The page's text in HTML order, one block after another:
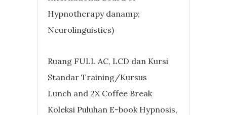
Hypnotherapy danamp;
Neurolinguistics)
Ruang FULL AC, LCD dan Kursi
Standar Training/Kursus
Lunch and 2X Coffee Break
Koleksi Puluhan E-book Hypnosis,